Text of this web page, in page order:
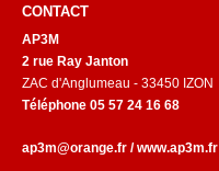
CONTACT
AP3M
2 rue Ray Janton
ZAC d'Anglumeau - 33450 IZON
Téléphone 05 57 24 16 68
ap3m@orange.fr /www.ap3m.fr